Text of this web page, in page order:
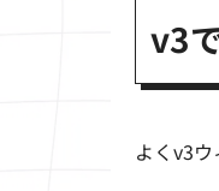
v3
よくv3